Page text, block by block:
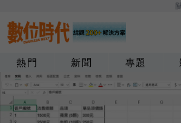
熱門 新聞 專題